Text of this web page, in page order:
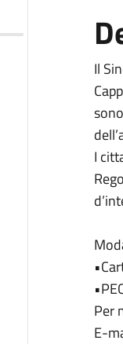
Il
I
Per
E-